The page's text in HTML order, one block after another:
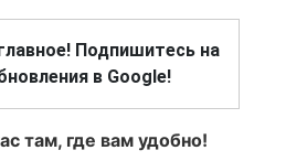
Подпишитесь на
в Google!
там, где вам удобно!